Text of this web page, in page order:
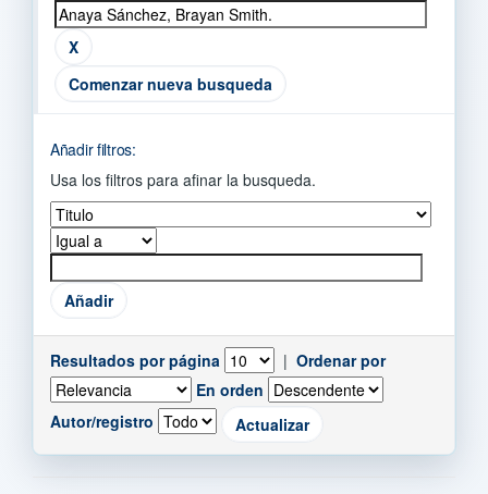
Comenzar nueva busqueda
Añadir filtros:
Usa los filtros para afinar la busqueda.
Resultados por página | Ordenar por
En orden
Autor/registro